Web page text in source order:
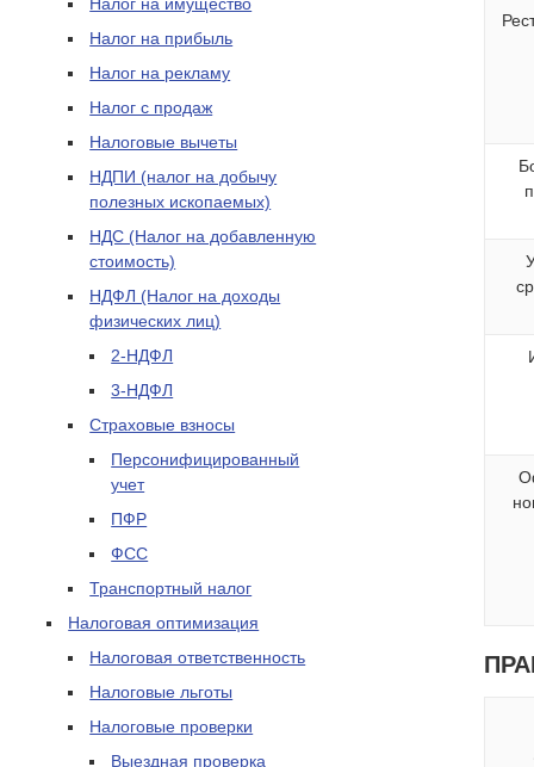
Налог на прибыль
Налог на рекламу
Налог с продаж
Налоговые вычеты
НДПИ (налог на добычу
полезных ископаемых)
НДС (Налог на добавленную
стоимость)
НДФЛ (Налог на доходы
физических лиц)
2-НДФЛ
3-НДФЛ
Страховые взносы
Персонифицированный
учет
ПФР
ФСС
Транспортный налог
Налоговая оптимизация
Налоговая ответственность
Налоговые льготы
Налоговые проверки
Выездная проверка